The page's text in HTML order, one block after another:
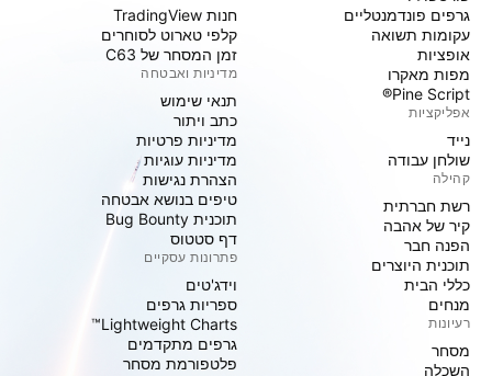
גרפים פונדמנטליים
עקומות תשואה
אופציות
מפות מאקרו
Pine Script®
אפליקציות
נייד
שולחן עבודה
קהילה
רשת חברתית
קיר של אהבה
הפנה חבר
תוכנית היוצרים
כללי הבית
מנחים
רעיונות
מסחר
השכלה
חנות TradingView
קלפי טארוט לסוחרים
זמן המסחר של C63
מדיניות ואבטחה
תנאי שימוש
כתב ויתור
מדיניות פרטיות
מדיניות עוגיות
הצהרת נגישות
טיפים בנושא אבטחה
תוכנית Bug Bounty
דף סטטוס
פתרונות עסקיים
וידג'טים
ספריות גרפים
Lightweight Charts™
גרפים מתקדמים
פלטפורמת מסחר